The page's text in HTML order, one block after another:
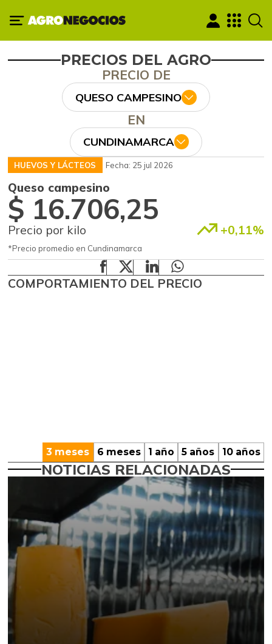
PRECIOS DEL AGRO
PRECIO DE
QUESO CAMPESINO
EN
CUNDINAMARCA
HUEVOS Y LÁCTEOS Fecha: 25 jul 2026
Queso campesino
$ 16.706,25
Precio por kilo +0,11%
*Precio promedio en Cundinamarca
COMPORTAMIENTO DEL PRECIO
3 meses 6 meses 1 año 5 años 10 años
NOTICIAS RELACIONADAS